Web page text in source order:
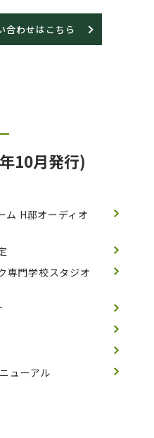
合わせはこちら
10月発行)
ム H邸オーディオ
専門学校スタジオ
ューアル